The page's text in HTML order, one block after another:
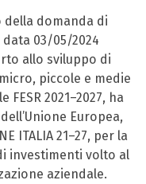
della domanda di
03/05/2024
allo sviluppo di
piccole e medie
2021–2027, ha
Europea,
ITALIA 21–27, per la
investimenti volto al
aziendale.